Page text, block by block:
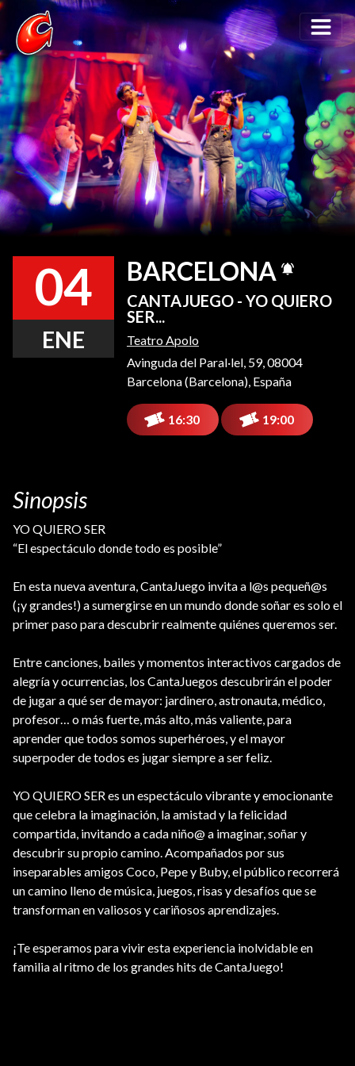
04
ENE
BARCELONA
CANTAJUEGO - YO QUIERO
SER...
Teatro Apolo
Avinguda del Paral·lel, 59, 08004
Barcelona (Barcelona), España
16:30 19:00
Sinopsis
YO QUIERO SER
“El espectáculo donde todo es posible”
En esta nueva aventura, CantaJuego invita a l@s pequeñ@s
(¡y grandes!) a sumergirse en un mundo donde soñar es solo el
primer paso para descubrir realmente quiénes queremos ser.
Entre canciones, bailes y momentos interactivos cargados de
alegría y ocurrencias, los CantaJuegos descubrirán el poder
de jugar a qué ser de mayor: jardinero, astronauta, médico,
profesor… o más fuerte, más alto, más valiente, para
aprender que todos somos superhéroes, y el mayor
superpoder de todos es jugar siempre a ser feliz.
YO QUIERO SER es un espectáculo vibrante y emocionante
que celebra la imaginación, la amistad y la felicidad
compartida, invitando a cada niño@ a imaginar, soñar y
descubrir su propio camino. Acompañados por sus
inseparables amigos Coco, Pepe y Buby, el público recorrerá
un camino lleno de música, juegos, risas y desafíos que se
transforman en valiosos y cariñosos aprendizajes.
¡Te esperamos para vivir esta experiencia inolvidable en
familia al ritmo de los grandes hits de CantaJuego!